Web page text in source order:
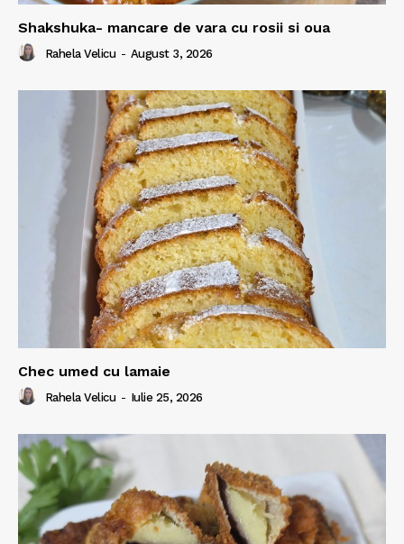
Shakshuka- mancare de vara cu rosii si oua
Rahela Velicu - August 3, 2026
Chec umed cu lamaie
Rahela Velicu - Iulie 25, 2026